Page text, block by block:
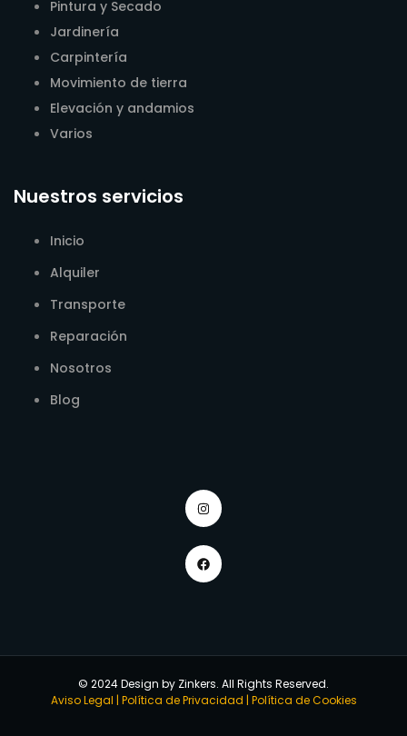
Pintura y Secado
Jardinería
Carpintería
Movimiento de tierra
Elevación y andamios
Varios
Nuestros servicios
Inicio
Alquiler
Transporte
Reparación
Nosotros
Blog
© 2024 Design by Zinkers. All Rights Reserved.
Aviso Legal | Política de Privacidad | Política de Cookies